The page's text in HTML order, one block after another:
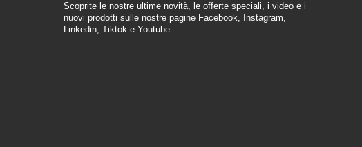
Scoprite le nostre ultime novità, le offerte speciali, i video e i
nuovi prodotti sulle nostre pagine Facebook, Instagram,
Linkedin, Tiktok e Youtube